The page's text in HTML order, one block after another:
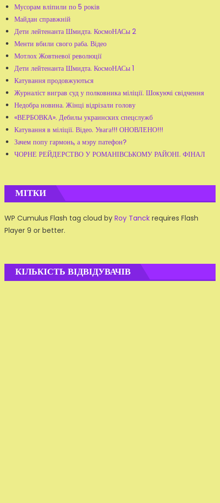
Мусорам вліпили по 5 років
Майдан справжній
Дети лейтенанта Шмидта. КосмоНАСы 2
Менти вбили свого раба. Відео
Мотлох Жовтневої революції
Дети лейтенанта Шмидта. КосмоНАСы 1
Катування продовжуються
Журналіст виграв суд у полковника міліції. Шокуючі свідчення
Недобра новина. Жінці відрізали голову
«ВЕРБОВКА». Дебилы украинских спецслужб
Катування в міліції. Відео. Увага!!! ОНОВЛЕНО!!!
Зачем попу гармонь, а мэру патефон?
ЧОРНЕ РЕЙДЕРСТВО У РОМАНІВСЬКОМУ РАЙОНІ. ФІНАЛ
МІТКИ
WP Cumulus Flash tag cloud by Roy Tanckrequires Flash
Player 9 or better.
КІЛЬКІСТЬ ВІДВІДУВАЧІВ